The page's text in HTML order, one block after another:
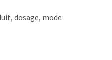
dosage, mode